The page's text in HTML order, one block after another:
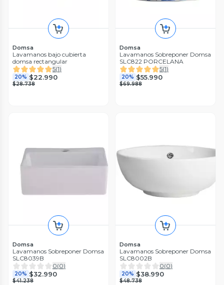
Domsa
Lavamanos bajo cubierta
domsa rectangular
5(1)
20% $22.990
$28.738
Domsa
Lavamanos Sobreponer Domsa
SLC822 PORCELANA
5(1)
20% $55.990
$69.988
Domsa
Lavamanos Sobreponer Domsa
SLC8039B
0(0)
20% $32.990
$41.238
Domsa
Lavamanos Sobreponer Domsa
SLC8002B
0(0)
20% $38.990
$48.738